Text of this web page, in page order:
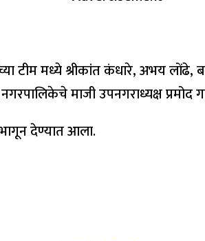
टीम मध्ये श्रीकांत कंधारे, अभय
माजी उपनगराध्यक्ष
देण्यात आला.